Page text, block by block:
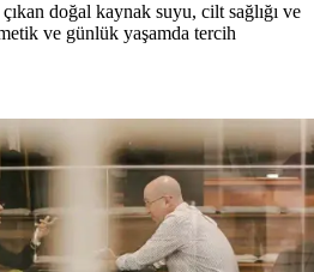
doğal kaynak suyu, cilt sağlığı ve
ve günlük yaşamda tercih